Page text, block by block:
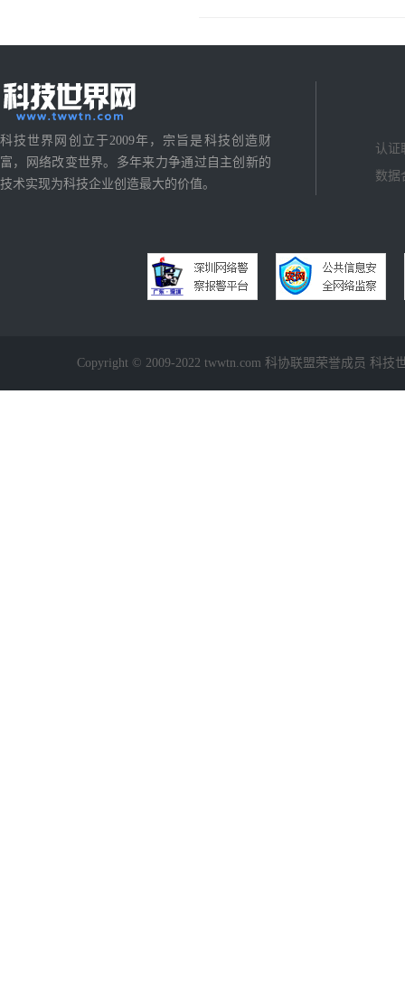
科技世界网创立于2009年，宗旨是科技创造财
富，网络改变世界。多年来力争通过自主创新的
技术实现为科技企业创造最大的价值。
认证
数据
Copyright © 2009-2022 twwtn.com 科协联盟荣誉成员 科